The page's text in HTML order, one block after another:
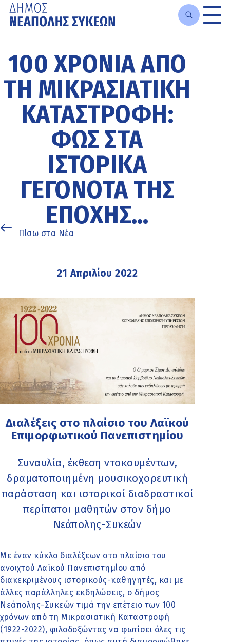
κυρίως
περιεχόμενο
100 ΧΡΌΝΙΑ ΑΠΌ
ΤΗ ΜΙΚΡΑΣΙΑΤΙΚΉ
ΚΑΤΑΣΤΡΟΦΉ:
ΦΩΣ ΣΤΑ
ΙΣΤΟΡΙΚΆ
ΓΕΓΟΝΌΤΑ ΤΗΣ
ΕΠΟΧΉΣ…
Πίσω στα Νέα
21 Απριλίου 2022
Διαλέξεις στο πλαίσιο του Λαϊκού
Επιμορφωτικού Πανεπιστημίου
Συναυλία, έκθεση ντοκουμέντων,
δραματοποιημένη μουσικοχορευτική
παράσταση και ιστορικοί διαδραστικοί
περίπατοι μαθητών στον δήμο
Νεάπολης-Συκεών
Με έναν κύκλο διαλέξεων στο πλαίσιο του
ανοιχτού Λαϊκού Πανεπιστημίου από
διακεκριμένους ιστορικούς-καθηγητές, και με
άλλες παράλληλες εκδηλώσεις, ο δήμος
Νεάπολης-Συκεών τιμά την επέτειο των 100
χρόνων από τη Μικρασιατική Καταστροφή
(1922-2022), φιλοδοξώντας να φωτίσει όλες τις